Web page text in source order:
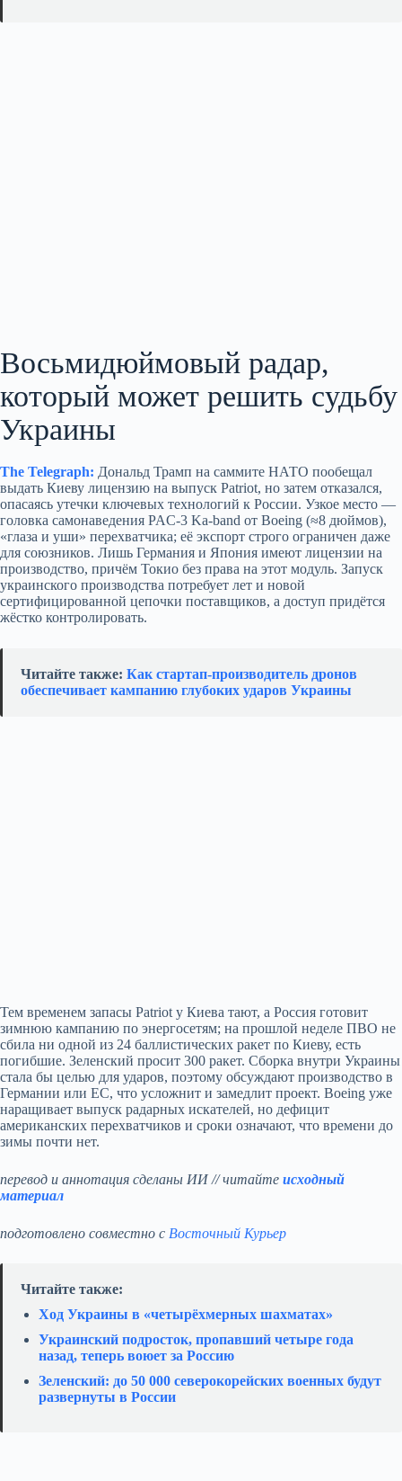
Восьмидюймовый радар,
который может решить судьбу
Украины
The Telegraph: Дональд Трамп на саммите НАТО пообещал
выдать Киеву лицензию на выпуск Patriot, но затем отказался,
опасаясь утечки ключевых технологий к России. Узкое место —
головка самонаведения PAC‑3 Ka‑band от Boeing (≈8 дюймов),
«глаза и уши» перехватчика; её экспорт строго ограничен даже
для союзников. Лишь Германия и Япония имеют лицензии на
производство, причём Токио без права на этот модуль. Запуск
украинского производства потребует лет и новой
сертифицированной цепочки поставщиков, а доступ придётся
жёстко контролировать.
Читайте также: Как стартап‑производитель дронов
обеспечивает кампанию глубоких ударов Украины
Тем временем запасы Patriot у Киева тают, а Россия готовит
зимнюю кампанию по энергосетям; на прошлой неделе ПВО не
сбила ни одной из 24 баллистических ракет по Киеву, есть
погибшие. Зеленский просит 300 ракет. Сборка внутри Украины
стала бы целью для ударов, поэтому обсуждают производство в
Германии или ЕС, что усложнит и замедлит проект. Boeing уже
наращивает выпуск радарных искателей, но дефицит
американских перехватчиков и сроки означают, что времени до
зимы почти нет.
перевод и аннотация сделаны ИИ // читайте исходный
материал
подготовлено совместно с Восточный Курьер
Читайте также:
Ход Украины в «четырёхмерных шахматах»
Украинский подросток, пропавший четыре года
назад, теперь воюет за Россию
Зеленский: до 50 000 северокорейских военных будут
развернуты в России